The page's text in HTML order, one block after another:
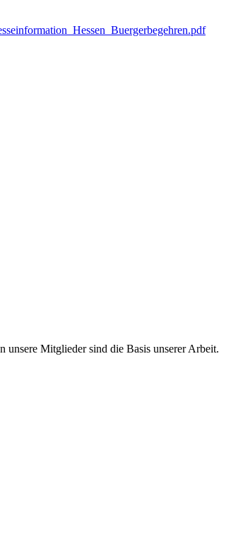
unsere Mitglieder sind die Basis unserer Arbeit.